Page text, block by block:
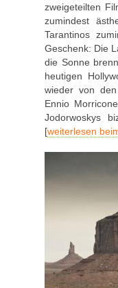
zweigeteilten
zumindest
Tarantinos
Geschenk: Die
die Sonne
heutigen
wieder von
Ennio
Jodorwoskys
[weiterlesen